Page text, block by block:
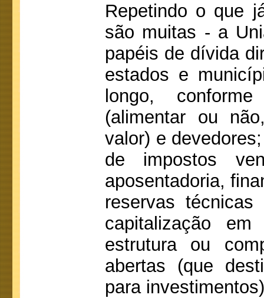
Repetindo o que
são muitas - a
papéis de dívida
estados e
longo,
(alimentar ou
valor) e
de impostos
aposentadoria,
reservas
capitalização
estrutura ou
abertas (que
para